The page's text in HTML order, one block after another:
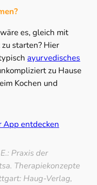
es, gleich mit
starten? Hier
ayurvedisches
zu Hause
Kochen und
App entdecken
Praxis der
Therapiekonzepte
Haug-Verlag,